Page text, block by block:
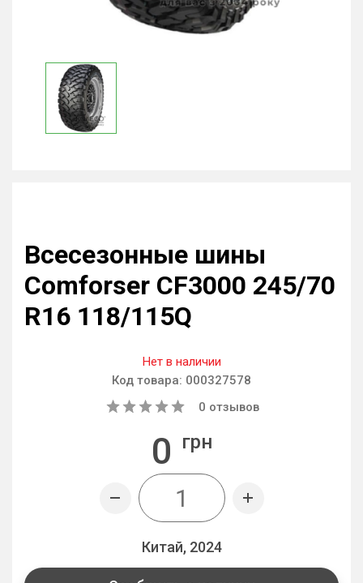
Всесезонные шины
Comforser CF3000 245/70
R16 118/115Q
Нет в наличии
Код товара: 000327578
0 отзывов
0 грн
Китай, 2024